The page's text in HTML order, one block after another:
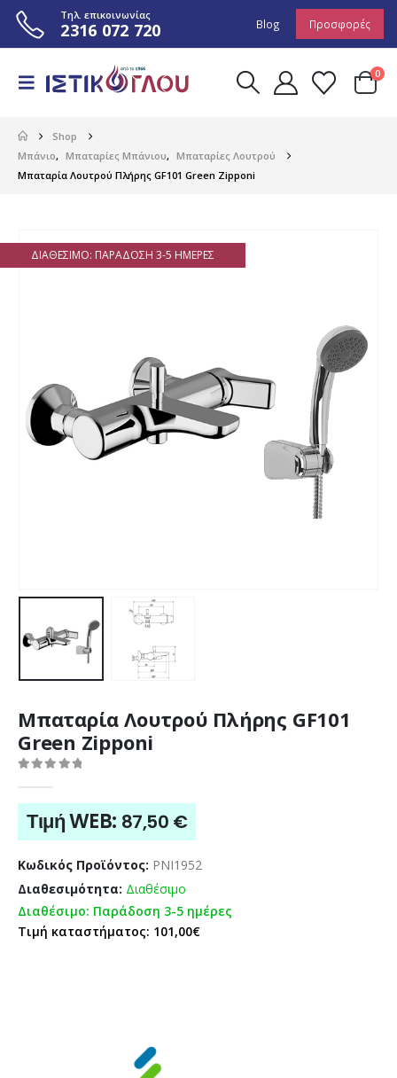
Τηλ. επικοινωνίας
2316 072 720 Blog Προσφορές
0
Shop
Μπάνιο, Μπαταρίες Μπάνιου, Μπαταρίες Λουτρού
Μπαταρία Λουτρού Πλήρης GF101 Green Zipponi
ΔΙΑΘΈΣΙΜΟ: ΠΑΡΆΔΟΣΗ 3-5 ΗΜΈΡΕΣ
Μπαταρία Λουτρού Πλήρης GF101
Green Zipponi
Τιμή WEB: 87,50 €
Κωδικός Προϊόντος: PNI1952
Διαθεσιμότητα: Διαθέσιμο
Διαθέσιμο: Παράδοση 3-5 ημέρες
Τιμή καταστήματος: 101,00€